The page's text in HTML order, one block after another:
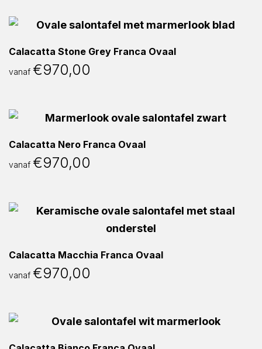
Calacatta Stone Grey Franca Ovaal
vanaf €970,00
Calacatta Nero Franca Ovaal
vanaf €970,00
Calacatta Macchia Franca Ovaal
vanaf €970,00